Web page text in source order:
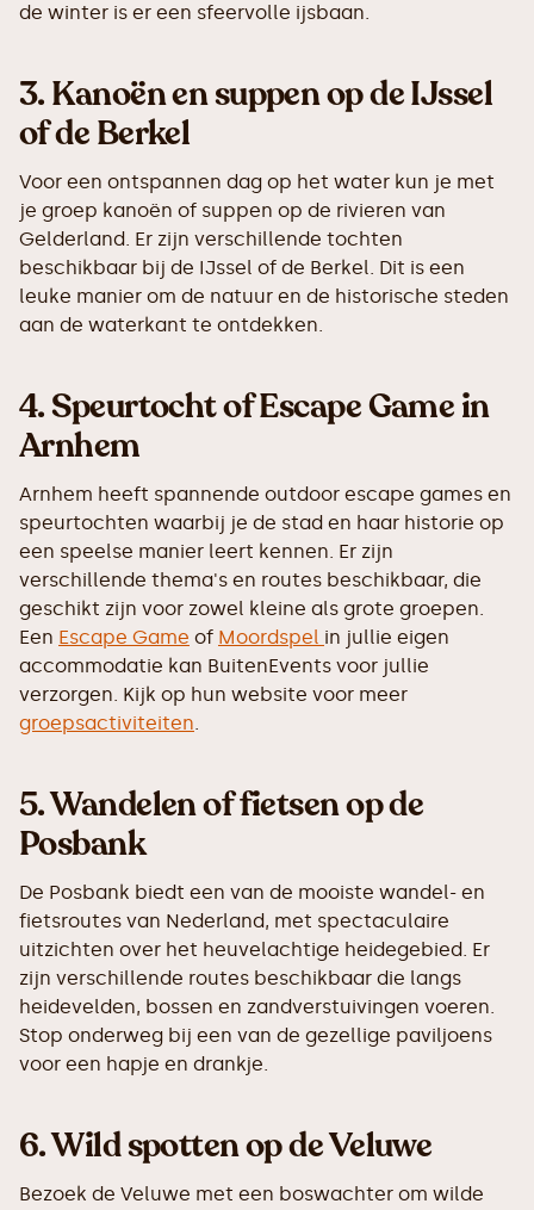
de winter is er een sfeervolle ijsbaan.
3.Kanoën en suppen op de IJssel
of de Berkel
Voor een ontspannen dag op het water kun je met
je groep kanoën of suppen op de rivieren van
Gelderland. Er zijn verschillende tochten
beschikbaar bij de IJssel of de Berkel. Dit is een
leuke manier om de natuur en de historische steden
aan de waterkant te ontdekken.
4.Speurtocht of Escape Game in
Arnhem
Arnhem heeft spannende outdoor escape games en
speurtochten waarbij je de stad en haar historie op
een speelse manier leert kennen. Er zijn
verschillende thema's en routes beschikbaar, die
geschikt zijn voor zowel kleine als grote groepen.
Een Escape Game of Moordspel in jullie eigen
accommodatie kan BuitenEvents voor jullie
verzorgen. Kijk op hun website voor meer
groepsactiviteiten.
5.Wandelen of fietsen op de
Posbank
De Posbank biedt een van de mooiste wandel- en
fietsroutes van Nederland, met spectaculaire
uitzichten over het heuvelachtige heidegebied. Er
zijn verschillende routes beschikbaar die langs
heidevelden, bossen en zandverstuivingen voeren.
Stop onderweg bij een van de gezellige paviljoens
voor een hapje en drankje.
6.Wild spotten op de Veluwe
Bezoek de Veluwe met een boswachter om wilde